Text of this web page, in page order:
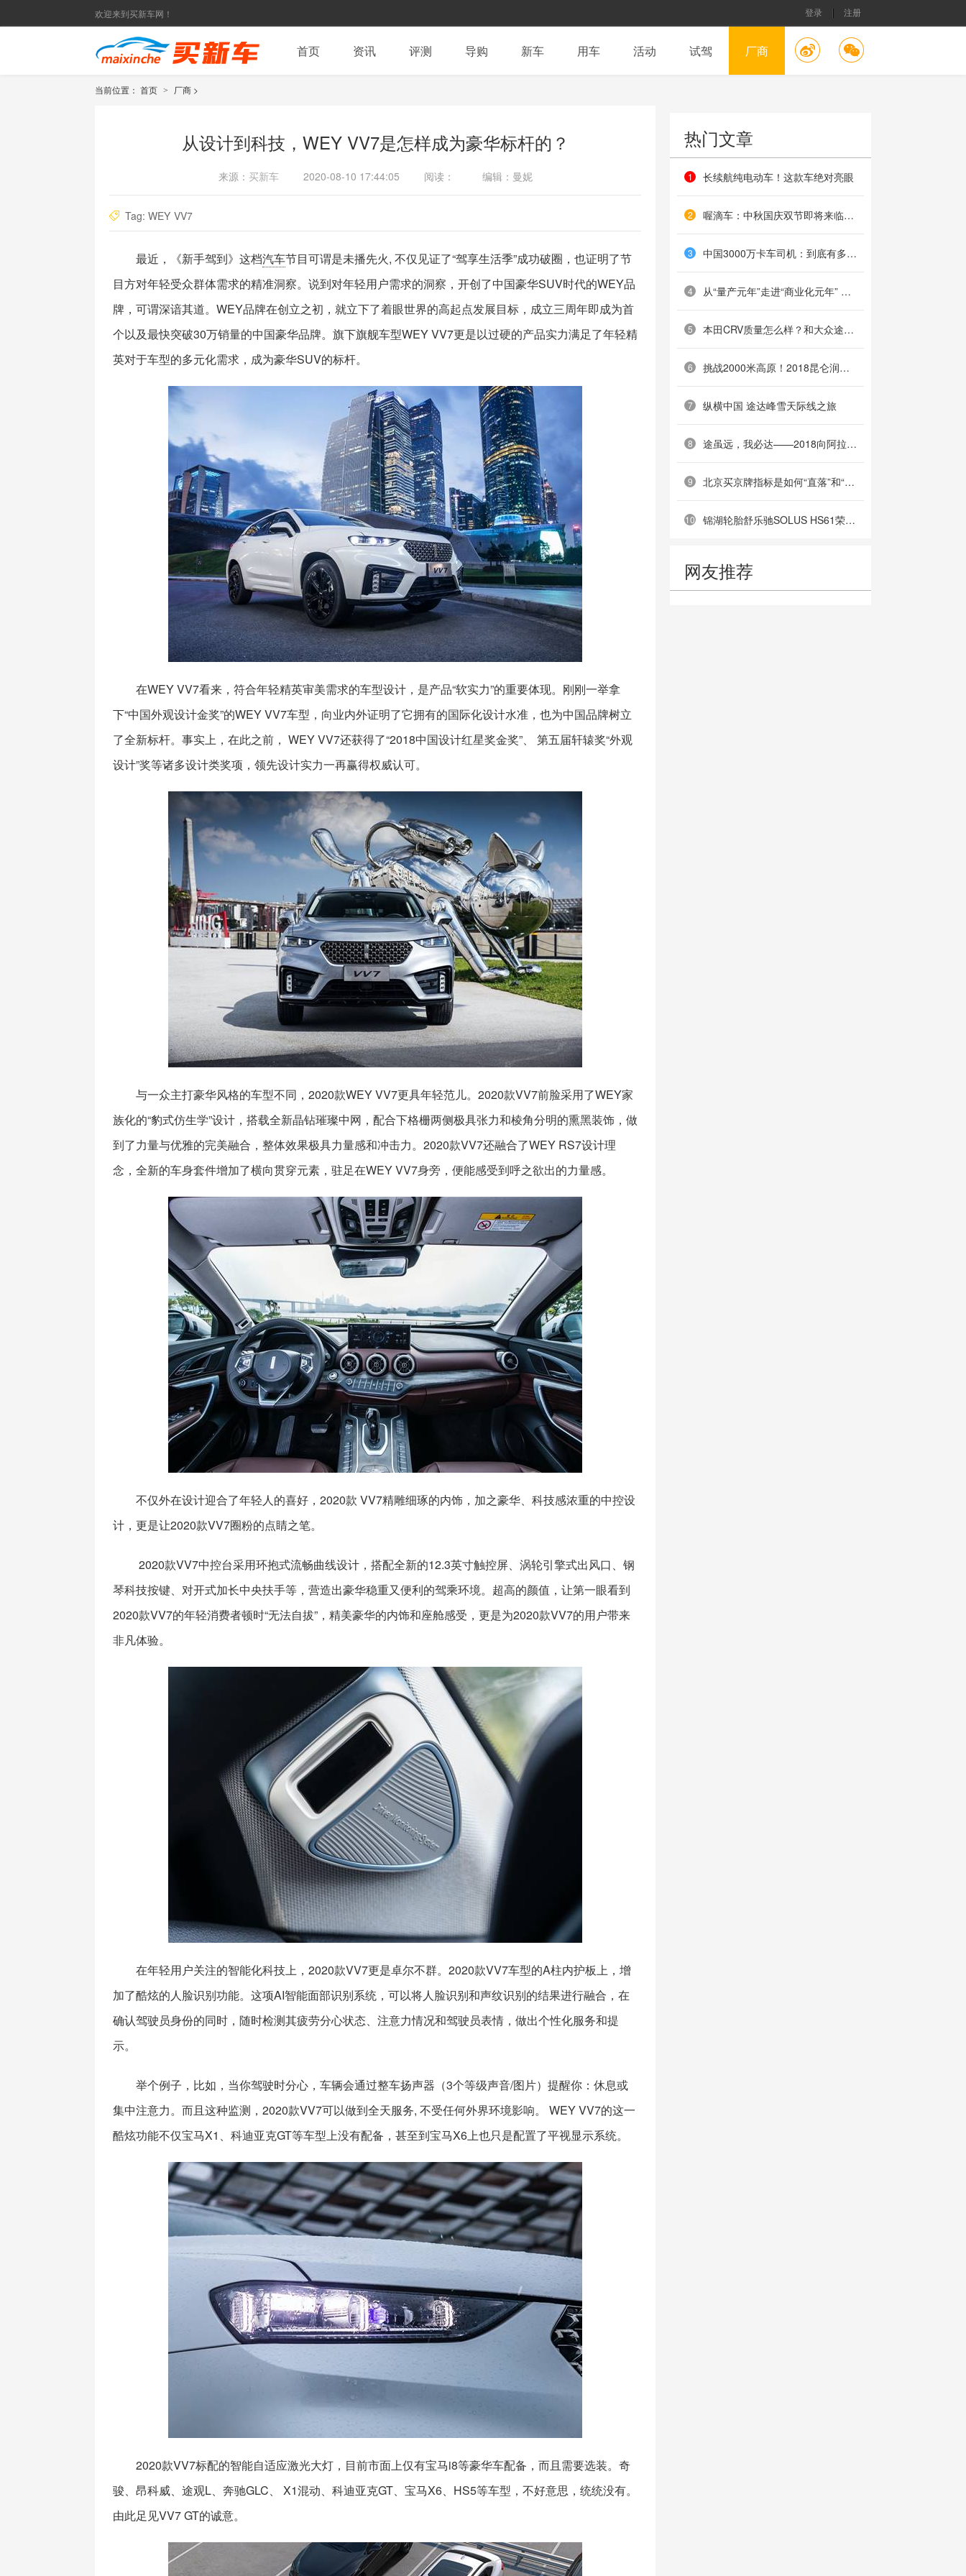
欢迎来到买新车网！ 登录 注册
首页 资讯 评测 导购 新车 用车 活动 试驾 厂商
当前位置： 首页 > 厂商 >
从设计到科技，WEY VV7是怎样成为豪华标杆的？
来源： 买新车 2020-08-10 17:44:05 阅读： 编辑：曼妮
Tag: WEY VV7
最近，《新手驾到》这档汽车节目可谓是未播先火, 不仅见证了“驾享生活季”成功破圈，也证明了节
目方对年轻受众群体需求的精准洞察。说到对年轻用户需求的洞察，开创了中国豪华SUV时代的WEY品
牌，可谓深谙其道。WEY品牌在创立之初，就立下了着眼世界的高起点发展目标，成立三周年即成为首
个以及最快突破30万销量的中国豪华品牌。旗下旗舰车型WEY VV7更是以过硬的产品实力满足了年轻精
英对于车型的多元化需求，成为豪华SUV的标杆。
在WEY VV7看来，符合年轻精英审美需求的车型设计，是产品“软实力”的重要体现。刚刚一举拿
下“中国外观设计金奖”的WEY VV7车型，向业内外证明了它拥有的国际化设计水准，也为中国品牌树立
了全新标杆。事实上，在此之前， WEY VV7还获得了“2018中国设计红星奖金奖”、 第五届轩辕奖“外观
设计”奖等诸多设计类奖项，领先设计实力一再赢得权威认可。
与一众主打豪华风格的车型不同，2020款WEY VV7更具年轻范儿。2020款VV7前脸采用了WEY家
族化的“豹式仿生学”设计，搭载全新晶钻璀璨中网，配合下格栅两侧极具张力和棱角分明的熏黑装饰，做
到了力量与优雅的完美融合，整体效果极具力量感和冲击力。2020款VV7还融合了WEY RS7设计理
念，全新的车身套件增加了横向贯穿元素，驻足在WEY VV7身旁，便能感受到呼之欲出的力量感。
不仅外在设计迎合了年轻人的喜好，2020款 VV7精雕细琢的内饰，加之豪华、科技感浓重的中控设
计，更是让2020款VV7圈粉的点睛之笔。
2020款VV7中控台采用环抱式流畅曲线设计，搭配全新的12.3英寸触控屏、涡轮引擎式出风口、钢
琴科技按键、对开式加长中央扶手等，营造出豪华稳重又便利的驾乘环境。超高的颜值，让第一眼看到
2020款VV7的年轻消费者顿时“无法自拔”，精美豪华的内饰和座舱感受，更是为2020款VV7的用户带来
非凡体验。
在年轻用户关注的智能化科技上，2020款VV7更是卓尔不群。2020款VV7车型的A柱内护板上，增
加了酷炫的人脸识别功能。这项AI智能面部识别系统，可以将人脸识别和声纹识别的结果进行融合，在
确认驾驶员身份的同时，随时检测其疲劳分心状态、注意力情况和驾驶员表情，做出个性化服务和提
示。
举个例子，比如，当你驾驶时分心，车辆会通过整车扬声器（3个等级声音/图片）提醒你：休息或
集中注意力。而且这种监测，2020款VV7可以做到全天服务, 不受任何外界环境影响。 WEY VV7的这一
酷炫功能不仅宝马X1、科迪亚克GT等车型上没有配备，甚至到宝马X6上也只是配置了平视显示系统。
2020款VV7标配的智能自适应激光大灯，目前市面上仅有宝马i8等豪华车配备，而且需要选装。奇
骏、昂科威、途观L、奔驰GLC、 X1混动、科迪亚克GT、宝马X6、HS5等车型，不好意思，统统没有。
由此足见VV7 GT的诚意。
热门文章
1 长续航纯电动车！这款车绝对亮眼
2 喔滴车：中秋国庆双节即将来临，你做好出行准备了吗？
3 中国3000万卡车司机：到底有多苦？
4 从“量产元年”走进“商业化元年” 张亚勤带来百度Apollo多项发布点燃2019美国CES
5 本田CRV质量怎么样？和大众途岳哪个更好？
6 挑战2000米高原！2018昆仑润滑车王争霸赛昆明站晋级赛群雄毕聚
7 纵横中国 途达峰雪天际线之旅
8 途虽远，我必达——2018向阿拉善进发，途达英雄荟全国车友会成立
9 北京买京牌指标是如何“直落”和“结婚过户”别被套路
10 锦湖轮胎舒乐驰SOLUS HS61荣膺“2018中国年度高价值轮胎”
网友推荐